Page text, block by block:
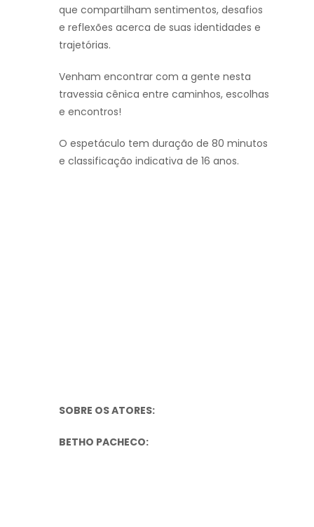
que compartilham sentimentos, desafios
e reflexões acerca de suas identidades e
trajetórias.
Venham encontrar com a gente nesta
travessia cênica entre caminhos, escolhas
e encontros!
O espetáculo tem duração de 80 minutos
e classificação indicativa de 16 anos.
SOBRE OS ATORES:
BETHO PACHECO: